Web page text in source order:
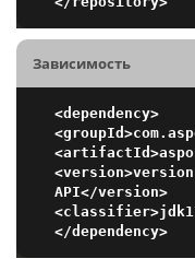
Зависимость
<dependency>
API</version>